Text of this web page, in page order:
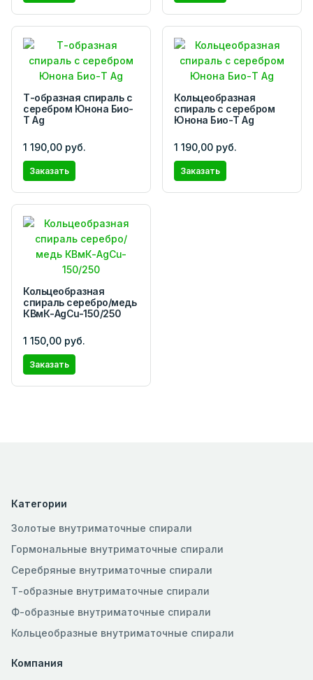
Т-образная спираль с
серебром Юнона Био-
Т Ag
1 190,00 руб.
Заказать
Кольцеобразная
спираль с серебром
Юнона Био-Т Ag
1 190,00 руб.
Заказать
Кольцеобразная
спираль серебро/медь
КВмК-AgCu-150/250
1 150,00 руб.
Заказать
Категории
Золотые внутриматочные спирали
Гормональные внутриматочные спирали
Серебряные внутриматочные спирали
Т-образные внутриматочные спирали
Ф-образные внутриматочные спирали
Кольцеобразные внутриматочные спирали
Компания